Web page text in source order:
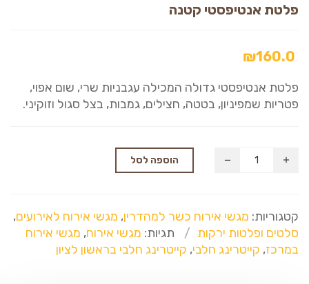
פלטת אנטיפסטי קטנה
₪160.0
פלטת אנטיפסטי גדולה המכילה עגבניות שרי, שום אפוי,
פטריות שמפיניון, בטטה, חצילים, גמבות, בצל סגול וזוקיני.
הוספה לסל
קטגוריות: מגשי אירוח כשר למהדרין, מגשי אירוח לאירועים,
סלטים ופלטות ירקות
תגיות: מגשי אירוח, מגשי אירוח
במרכז, קייטרינג חלבי, קייטרינג חלבי בראשון לציון